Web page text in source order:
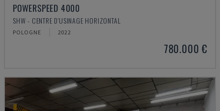
POWERSPEED 4000
SHW - CENTRE D'USINAGE HORIZONTAL
POLOGNE 2022
780.000 €